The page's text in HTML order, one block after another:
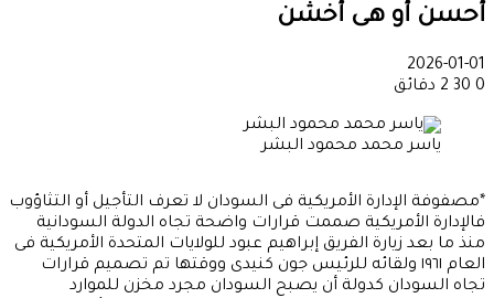
أحسن أو هى أخشن
2026-01-01
0
2 دقائق
ياسر محمد محمود البشر
*مصفوفة الإدارة الأمريكية فى السودان لا تعرف التأجيل أو التثاؤوب
فالإدارة الأمريكية صممت قرارات واضحة تجاه الدولة السودانية
منذ ما بعد زيارة الفريق إبراهيم عبود للولايات المتحدة الأمريكية فى
العام ١٩٦١ ولقائه للرئيس جون كنيدى ووقتها تم تصميم قرارات
تجاه السودان كدولة أن يصبح السودان مجرد مخزن للموارد